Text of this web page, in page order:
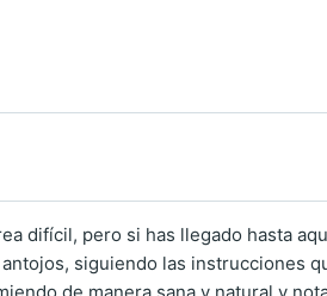
difícil, pero si has llegado hasta
siguiendo las instrucciones